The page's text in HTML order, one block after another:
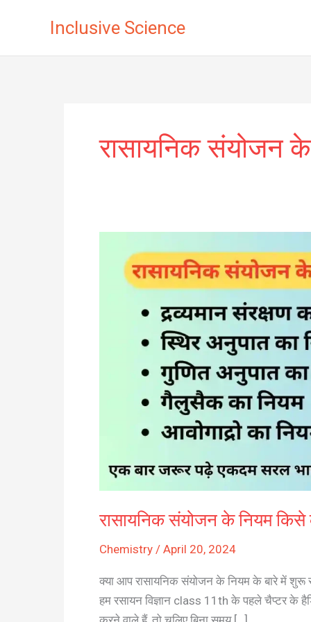
Inclusive Science
रासायनिक संयोजन
रासायनिक संयोजन के नियम
Chemistry / April 20, 2024
क्या आप रासायनिक संयोजन के नियम के बारे में शुरू
हम रसायन विज्ञान class 11th के पहले चैप्टर के